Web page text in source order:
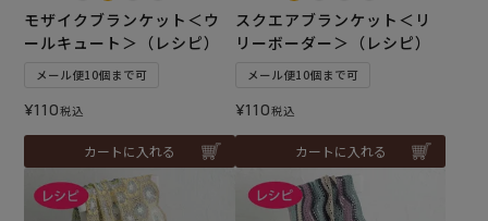
モザイクブランケット＜ウ
ールキュート＞（レシピ）
メール便10個まで可
¥110税込
カートに入れる
スクエアブランケット＜リ
リーボーダー＞（レシピ）
メール便10個まで可
¥110税込
カートに入れる